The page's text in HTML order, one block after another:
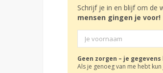
Schrijf je in en blijf om de
mensen gingen je voor!
Geen zorgen – je
Als je genoeg van me hebt